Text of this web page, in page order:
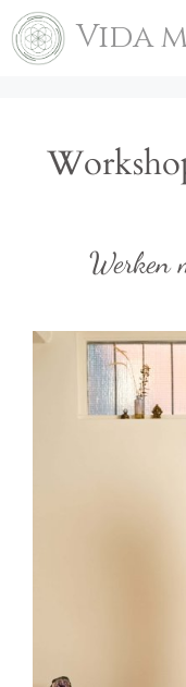
Ga
naar
Vida
Werken